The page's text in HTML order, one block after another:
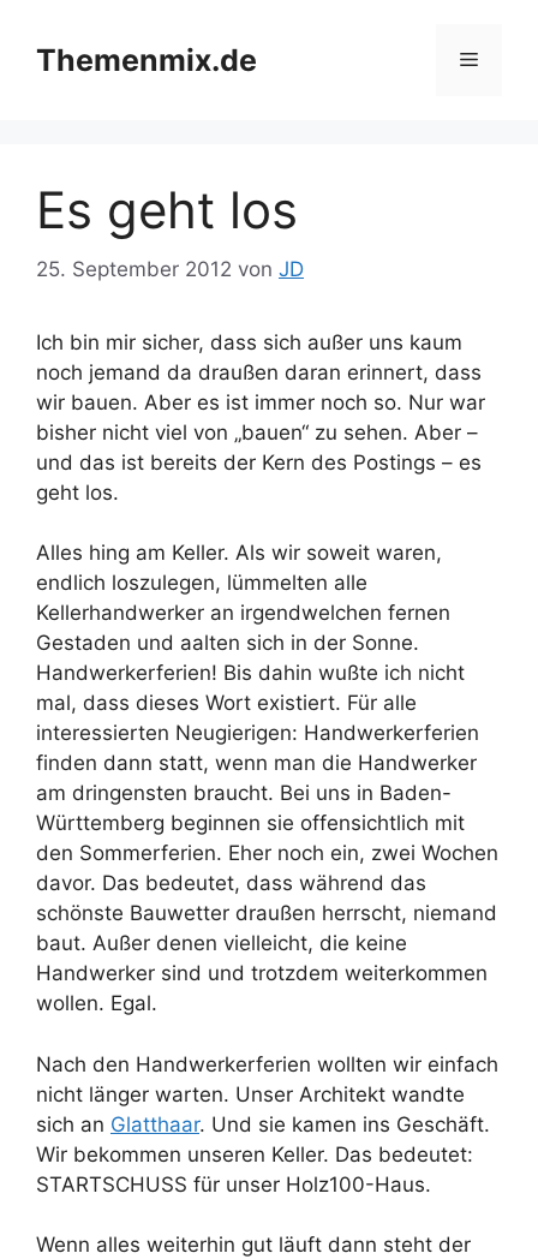
Inhalt
springen
Themenmix.de Menü
Es geht los
25. September 2012 von JD
Ich bin mir sicher, dass sich außer uns kaum
noch jemand da draußen daran erinnert, dass
wir bauen. Aber es ist immer noch so. Nur war
bisher nicht viel von „bauen“ zu sehen. Aber –
und das ist bereits der Kern des Postings – es
geht los.
Alles hing am Keller. Als wir soweit waren,
endlich loszulegen, lümmelten alle
Kellerhandwerker an irgendwelchen fernen
Gestaden und aalten sich in der Sonne.
Handwerkerferien! Bis dahin wußte ich nicht
mal, dass dieses Wort existiert. Für alle
interessierten Neugierigen: Handwerkerferien
finden dann statt, wenn man die Handwerker
am dringensten braucht. Bei uns in Baden-
Württemberg beginnen sie offensichtlich mit
den Sommerferien. Eher noch ein, zwei Wochen
davor. Das bedeutet, dass während das
schönste Bauwetter draußen herrscht, niemand
baut. Außer denen vielleicht, die keine
Handwerker sind und trotzdem weiterkommen
wollen. Egal.
Nach den Handwerkerferien wollten wir einfach
nicht länger warten. Unser Architekt wandte
sich an Glatthaar. Und sie kamen ins Geschäft.
Wir bekommen unseren Keller. Das bedeutet:
STARTSCHUSS für unser Holz100-Haus.
Wenn alles weiterhin gut läuft dann steht der